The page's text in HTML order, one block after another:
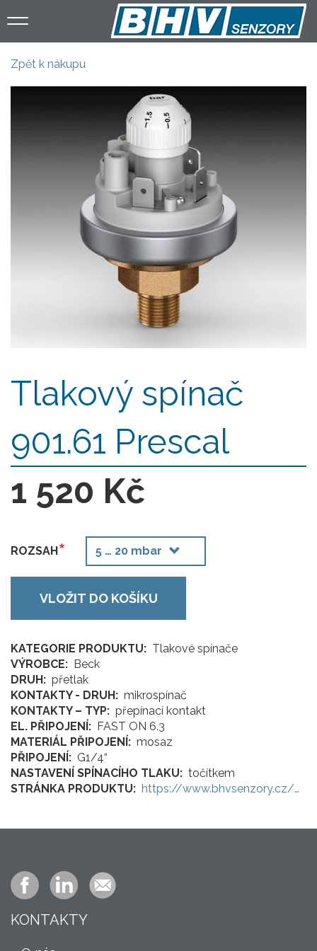
Zpět k nákupu
Tlakový spínač
901.61 Prescal
1 520 Kč
ROZSAH
VLOŽIT DO KOŠÍKU
KATEGORIE PRODUKTU
Tlakové spínače
VÝROBCE
Beck
DRUH
přetlak
KONTAKTY - DRUH
mikrospínač
KONTAKTY – TYP
přepínací kontakt
EL. PŘIPOJENÍ
FAST ON 6.3
MATERIÁL PŘIPOJENÍ
mosaz
PŘIPOJENÍ
G1/4“
NASTAVENÍ SPÍNACÍHO TLAKU
točítkem
STRÁNKA PRODUKTU
https://www.bhvsenzory.cz/…
KONTAKTY